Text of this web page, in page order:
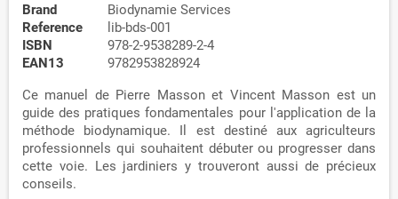
Brand
Biodynamie Services
Reference
lib-bds-001
ISBN
978-2-9538289-2-4
EAN13
9782953828924
Ce manuel de Pierre Masson et Vincent Masson est un
guide des pratiques fondamentales pour l'application de la
méthode biodynamique. Il est destiné aux agriculteurs
professionnels qui souhaitent débuter ou progresser dans
cette voie. Les jardiniers y trouveront aussi de précieux
conseils.